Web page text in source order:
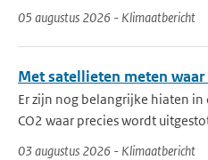
05 augustus 2026 - Klimaatbericht
Met satellieten meten
Er zijn nog belangrijke hiaten in
CO2 waar precies wordt
03 augustus 2026 - Klimaatbericht